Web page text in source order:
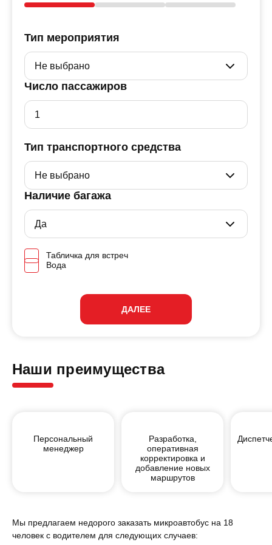
Тип мероприятия
Число пассажиров
Тип транспортного средства
Наличие багажа
Табличка для встреч
Вода
ДАЛЕЕ
Наши преимущества
Персональный
менеджер
Разработка,
оперативная
корректировка и
добавление новых
маршрутов
Мы предлагаем недорого заказать микроавтобус на 18
человек с водителем для следующих случаев: